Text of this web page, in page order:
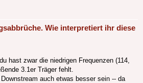
Wie interpretiert ihr diese
hast zwar die niedrigen Frequenzen (114,
3.1er Träger fehlt.
auch etwas besser sein -- da